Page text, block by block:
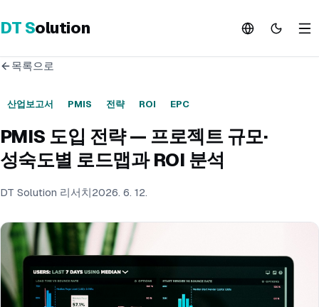
DT Solution
목록으로
산업보고서 PMIS 전략 ROI EPC
PMIS 도입 전략 — 프로젝트 규모·
성숙도별 로드맵과 ROI 분석
DT Solution 리서치2026. 6. 12.